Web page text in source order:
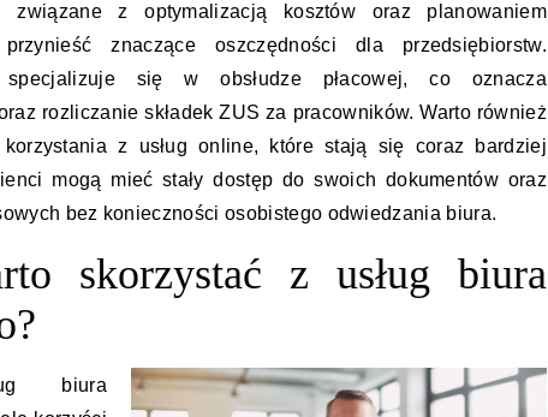
związane z optymalizacją kosztów oraz planowaniem
znaczące oszczędności dla przedsiębiorstw.
się w obsłudze płacowej, co oznacza
rozliczanie składek ZUS za pracowników. Warto również
z usług online, które stają się coraz bardziej
mogą mieć stały dostęp do swoich dokumentów oraz
bez konieczności osobistego odwiedzania biura.
skorzystać z usług biura
biura